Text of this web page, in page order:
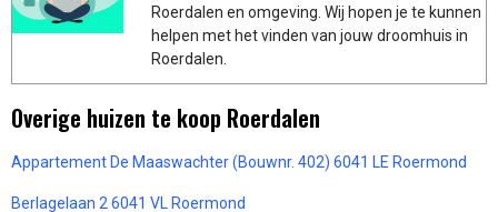
Roerdalen en omgeving. Wij hopen je te kunnen
helpen met het vinden van jouw droomhuis in
Roerdalen.
Overige huizen te koop Roerdalen
Appartement De Maaswachter (Bouwnr. 402) 6041 LE Roermond
Berlagelaan 2 6041 VL Roermond